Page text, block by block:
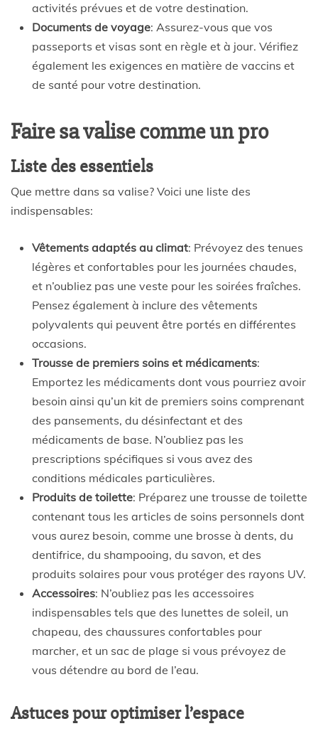
activités prévues et de votre destination.
Documents de voyage: Assurez-vous que vos
passeports et visas sont en règle et à jour. Vérifiez
également les exigences en matière de vaccins et
de santé pour votre destination.
Faire sa valise comme un pro
Liste des essentiels
Que mettre dans sa valise? Voici une liste des
indispensables:
Vêtements adaptés au climat: Prévoyez des tenues
légères et confortables pour les journées chaudes,
et n’oubliez pas une veste pour les soirées fraîches.
Pensez également à inclure des vêtements
polyvalents qui peuvent être portés en différentes
occasions.
Trousse de premiers soins et médicaments:
Emportez les médicaments dont vous pourriez avoir
besoin ainsi qu’un kit de premiers soins comprenant
des pansements, du désinfectant et des
médicaments de base. N’oubliez pas les
prescriptions spécifiques si vous avez des
conditions médicales particulières.
Produits de toilette: Préparez une trousse de toilette
contenant tous les articles de soins personnels dont
vous aurez besoin, comme une brosse à dents, du
dentifrice, du shampooing, du savon, et des
produits solaires pour vous protéger des rayons UV.
Accessoires: N’oubliez pas les accessoires
indispensables tels que des lunettes de soleil, un
chapeau, des chaussures confortables pour
marcher, et un sac de plage si vous prévoyez de
vous détendre au bord de l’eau.
Astuces pour optimiser l’espace